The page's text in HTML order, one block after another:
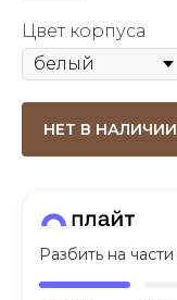
Цвет корпуса
НЕТ В НАЛИЧИИ
Разбить на части